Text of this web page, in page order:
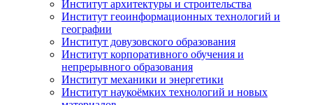
Институт архитектуры и строительства
Институт геоинформационных технологий и
географии
Институт довузовского образования
Институт корпоративного обучения и
непрерывного образования
Институт механики и энергетики
Институт наукоёмких технологий и новых